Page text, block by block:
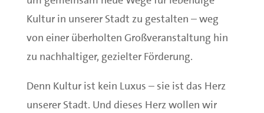
Kultur in unserer Stadt zu gestalten – weg
von einer überholten Großveranstaltung hin
zu nachhaltiger, gezielter Förderung.
Denn Kultur ist kein Luxus – sie ist das Herz
unserer Stadt. Und dieses Herz wollen wir